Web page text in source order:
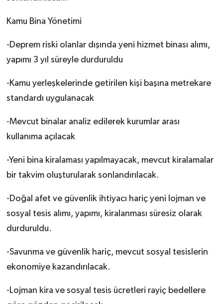
Kamu Bina Yönetimi
-Deprem riski olanlar dışında yeni hizmet binası alımı,
yapımı 3 yıl süreyle durduruldu
-Kamu yerleşkelerinde getirilen kişi başına metrekare
standardı uygulanacak
-Mevcut binalar analiz edilerek kurumlar arası
kullanıma açılacak
-Yeni bina kiralaması yapılmayacak, mevcut kiralamalar
bir takvim oluşturularak sonlandırılacak.
-Doğal afet ve güvenlik ihtiyacı hariç yeni lojman ve
sosyal tesis alımı, yapımı, kiralanması süresiz olarak
durduruldu.
-Savunma ve güvenlik hariç, mevcut sosyal tesislerin
ekonomiye kazandırılacak.
-Lojman kira ve sosyal tesis ücretleri rayiç bedellere